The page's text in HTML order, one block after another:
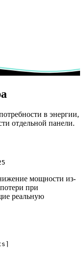
в энергии,
отдельной панели.
мощности из-
при
реальную